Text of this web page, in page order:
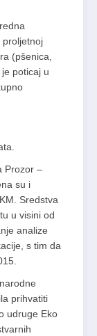
proljetnoj
(pšenica,
poticaj u
Prozor –
su i
Sredstva
u visini od
analize
s tim da
prihvatiti
udruge Eko